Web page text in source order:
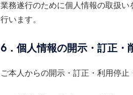
業務遂行のために個人情報の取扱
行います。
6．個人情報の開示・訂正・
ご本人からの開示・訂正・利用停